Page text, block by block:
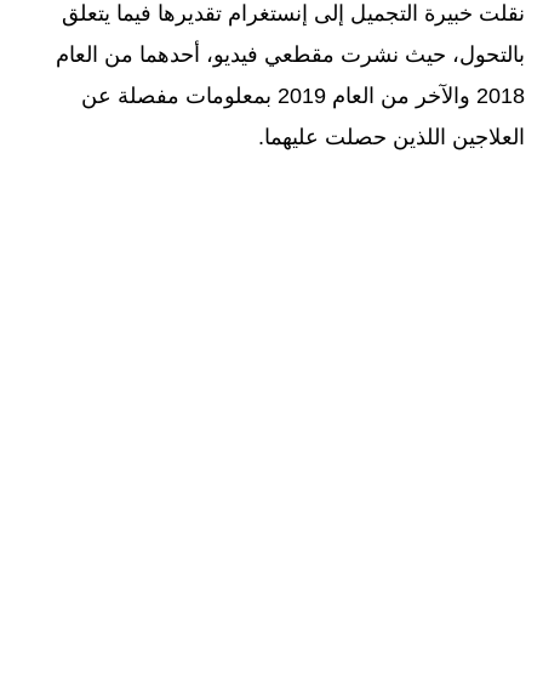
نقلت خبيرة التجميل إلى إنستغرام تقديرها فيما يتعلق
بالتحول، حيث نشرت مقطعي فيديو، أحدهما من العام
2018 والآخر من العام 2019 بمعلومات مفصلة عن
العلاجين اللذين حصلت عليهما.